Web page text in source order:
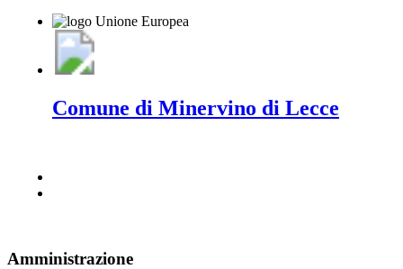
Comune di Minervino di Lecce
Amministrazione